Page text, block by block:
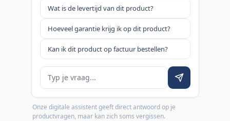
Wat is de levertijd van dit product?
Hoeveel garantie krijg ik op dit product?
Kan ik dit product op factuur bestellen?
Je vraag
Onze digitale assistent geeft direct antwoord op je
productvragen, maar kan zich soms vergissen.